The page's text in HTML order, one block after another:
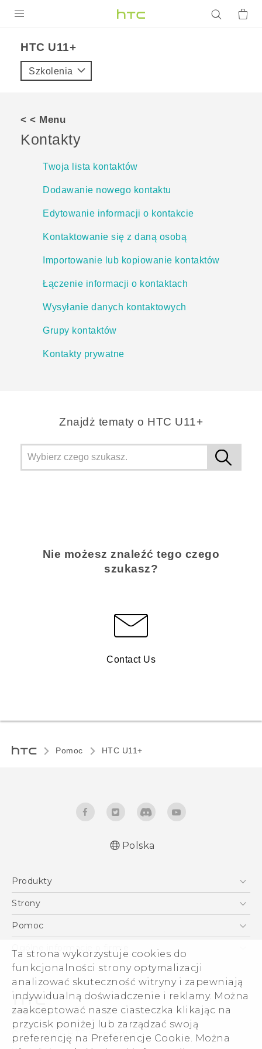
Ta strona wykorzystuje cookies do
funkcjonalności strony optymalizacji
analizować skuteczność witryny i zapewniają
indywidualną doświadczenie i reklamy. Można
zaakceptować nasze ciasteczka klikając na
przycisk poniżej lub zarządzać swoją
preferencję na Preferencje Cookie. Można
VIVE
Urządzenia i akcesoria HTC
Zaloguj się
HTC U11+‎
Szkolenia
< < Menu
Kontakty
Twoja lista kontaktów
Dodawanie nowego kontaktu
Edytowanie informacji o kontakcie
Kontaktowanie się z daną osobą
Importowanie lub kopiowanie kontaktów
Łączenie informacji o kontaktach
Wysyłanie danych kontaktowych
Grupy kontaktów
Kontakty prywatne
Znajdż tematy o HTC U11+
Nie możesz znaleźć tego czego
szukasz?
Contact Us
Pomoc HTC U11+‎
Polish - Wytyczne dotyczące bezpieczeństwa i
English - User manual
English - Safety and regulatory guide
Polska
Produkty
Smartfony
VIVE
Akcesoria
Strony
HTC Vive
Pomoc
Pomoc E-commerce
Ogólne informacje o firmie
ESG
Informacje o firmie
Dla inwestorów (angielski)
Cookie Preferences
Kariera
© 2011-2026 HTC Corporation